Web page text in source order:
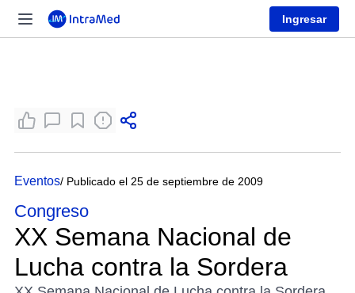
Ingresar
Eventos/ Publicado el 25 de septiembre de 2009
Congreso
XX Semana Nacional de
Lucha contra la Sordera